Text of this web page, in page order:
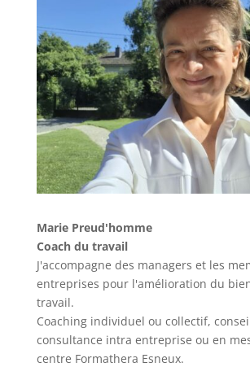
Marie Preud'homme
Coach du travail
J'accompagne des managers et les
entreprises pour l'amélioration du
travail.
Coaching individuel ou collectif,
consultance intra entreprise ou en
centre Formathera Esneux.